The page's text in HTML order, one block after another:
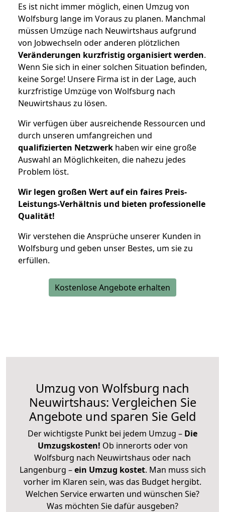
Es ist nicht immer möglich, einen Umzug von
Wolfsburg lange im Voraus zu planen. Manchmal
müssen Umzüge nach Neuwirtshaus aufgrund
von Jobwechseln oder anderen plötzlichen
Veränderungen kurzfristig organisiert werden.
Wenn Sie sich in einer solchen Situation befinden,
keine Sorge! Unsere Firma ist in der Lage, auch
kurzfristige Umzüge von Wolfsburg nach
Neuwirtshaus zu lösen.
Wir verfügen über ausreichende Ressourcen und
durch unseren umfangreichen und
qualifizierten Netzwerk haben wir eine große
Auswahl an Möglichkeiten, die nahezu jedes
Problem löst.
Wir legen großen Wert auf ein faires Preis-
Leistungs-Verhältnis und bieten professionelle
Qualität!
Wir verstehen die Ansprüche unserer Kunden in
Wolfsburg und geben unser Bestes, um sie zu
erfüllen.
Kostenlose Angebote erhalten
Umzug von Wolfsburg nach
Neuwirtshaus: Vergleichen Sie
Angebote und sparen Sie Geld
Der wichtigste Punkt bei jedem Umzug – Die
Umzugskosten! Ob innerorts oder von
Wolfsburg nach Neuwirtshaus oder nach
Langenburg –ein Umzug kostet. Man muss sich
vorher im Klaren sein, was das Budget hergibt.
Welchen Service erwarten und wünschen Sie?
Was möchten Sie dafür ausgeben?